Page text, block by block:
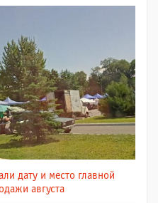
дату и место главной
августа